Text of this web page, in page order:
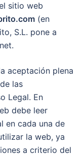
sitio web
(en
S.L. pone a
aceptación plena
las
Legal. En
debe leer
en cada una de
la web, ya
a criterio del